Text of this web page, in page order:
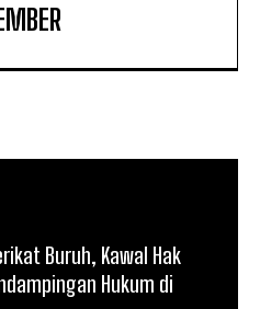
Buruh, Kawal Hak
Hukum di